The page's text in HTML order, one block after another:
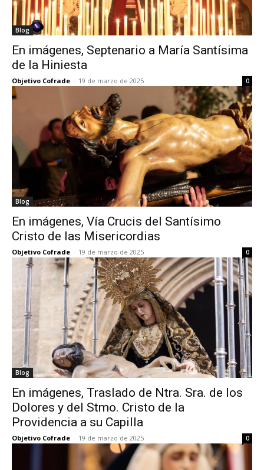
Blog
En imágenes, Septenario a María Santísima
de la Hiniesta
Objetivo Cofrade - 19 de marzo de 2025 0
Blog
En imágenes, Vía Crucis del Santísimo
Cristo de las Misericordias
Objetivo Cofrade - 19 de marzo de 2025 0
Blog
En imágenes, Traslado de Ntra. Sra. de los
Dolores y del Stmo. Cristo de la
Providencia a su Capilla
Objetivo Cofrade - 19 de marzo de 2025 0